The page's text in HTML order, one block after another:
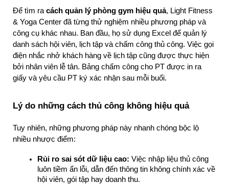
Để tìm ra cách quản lý phòng gym hiệu quả, Light Fitness
& Yoga Center đã từng thử nghiệm nhiều phương pháp và
công cụ khác nhau. Ban đầu, họ sử dụng Excel để quản lý
danh sách hội viên, lịch tập và chấm công thủ công. Việc gọi
điện nhắc nhở khách hàng về lịch tập cũng được thực hiện
bởi nhân viên lễ tân. Bảng chấm công cho PT được in ra
giấy và yêu cầu PT ký xác nhận sau mỗi buổi.
Lý do những cách thủ công không hiệu quả
Tuy nhiên, những phương pháp này nhanh chóng bộc lộ
nhiều nhược điểm:
Rủi ro sai sót dữ liệu cao: Việc nhập liệu thủ công
luôn tiềm ẩn lỗi, dẫn đến thông tin không chính xác về
hội viên, gói tập hay doanh thu.